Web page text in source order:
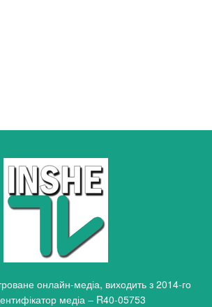
онлайн-медіа, виходить з 2014-го
медіа – R40-05753